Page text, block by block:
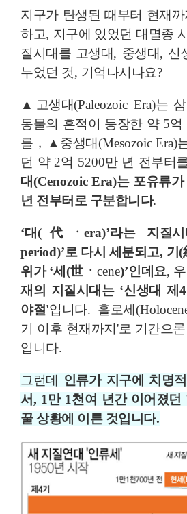
지구가 탄생된 때부터 현재까
하고, 지구에 있었던 대멸종
질시대를 고생대, 중생대, 신
누었던 것, 기억나시나요?
▲ 고생대(Paleozoic Era)는
동물의 흔적이 등장한 약 5억
를 ，▲ 중생대(Mesozoic Era)
던 약 2억 5200만 년 전부터
대(Cenozoic Era)는 포유류
년 전부터로 구분합니다.
‘대(代 ㆍera)’라는 지질
period)’로 다시 세분되고, 기(
위가‘세 (世 ㆍcene)’인데요,
재의 지질시대는 ‘신생대 제 4
야절'입니다. 홀로세
기 이후 현재까지'로 기간으
입니다.
그런데 인류가 지구에 치명
서, 1 만 1천여 년간 이어졌던
꿀 상황에 이른 것입니다.